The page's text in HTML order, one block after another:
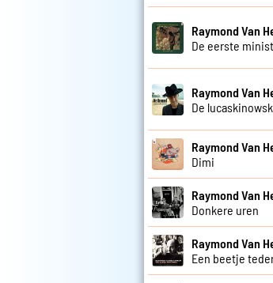
Raymond Van
De eerste
Raymond Van
De
Raymond Van
Dimi
Raymond Van
Donkere uren
Raymond Van
Een beetje